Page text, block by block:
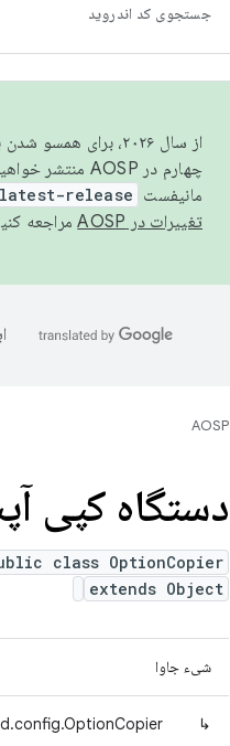
جستجوی کد اندروید
از سال ۲۰۲۶، برای
چهارم در AOSP منتشر خواهیم کرد. برای ساخت و مشارکت در AOSP،
مانیفست release
تغییرات در AOSP
مراجعه
AOSP
دستگاه کپی
class OptionCopier
extends Object
شیء جاوا
↳